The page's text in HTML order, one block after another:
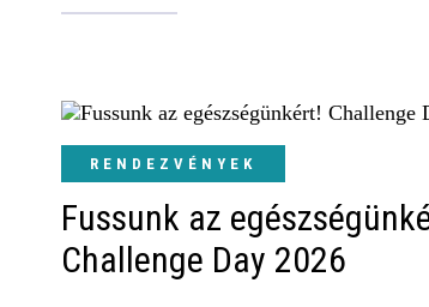
RENDEZVÉNYEK
Fussunk az
Challenge Day 2026